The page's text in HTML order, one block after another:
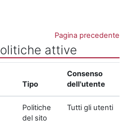
Pagina precedente
attive
Tipo
Consenso
dell'utente
Politiche
del sito
Tutti gli utenti